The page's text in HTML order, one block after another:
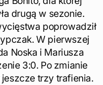
drugą w sezonie.
poprowadził
W pierwszej
Noska i Mariusza
3:0. Po zmianie
jeszcze trzy trafienia.